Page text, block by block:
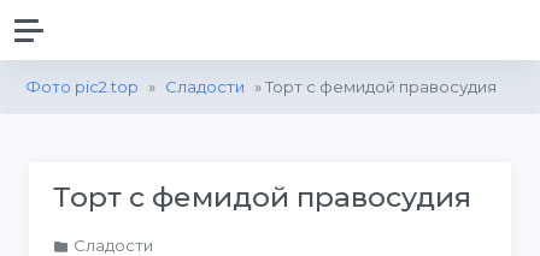
Фото pic2.top » Сладости » Торт с фемидой правосудия
Торт с фемидой правосудия
Сладости